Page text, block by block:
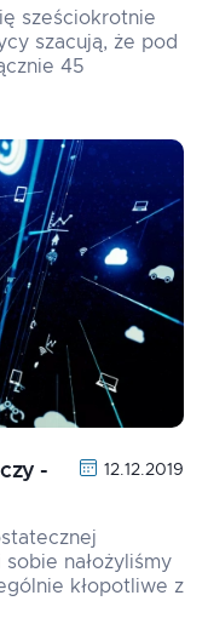
sześciokrotnie
szacują, że pod
45
-
12.12.2019
nałożyliśmy
kłopotliwe z